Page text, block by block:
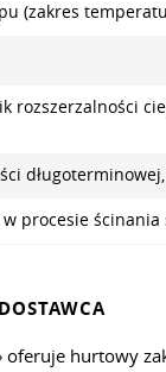
(zakres
rozszerzalności
procesie ścinania
oferuje hurtowy